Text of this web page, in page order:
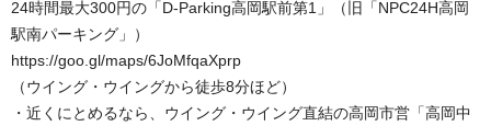
24時間最大300円の「D-Parking高岡駅前第1」（旧「NPC24H高岡
駅南パーキング」）
https://goo.gl/maps/6JoMfqaXprp
（ウイング・ウイングから徒歩8分ほど）
・近くにとめるなら、ウイング・ウイング直結の高岡市営「高岡中